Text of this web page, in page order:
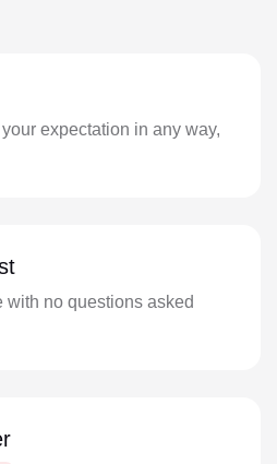
expectation in any way,
with no questions asked